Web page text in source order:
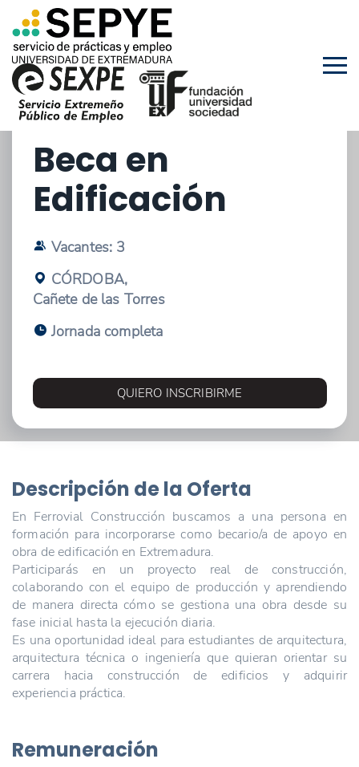
20/02/2026 - OFERTA DE PRÁCTICAS
EXTRACURRICULARES
Beca en
Edificación
Vacantes: 3
CÓRDOBA,
Cañete de las Torres
Jornada completa
QUIERO INSCRIBIRME
Descripción de la Oferta
En Ferrovial Construcción buscamos a una persona en
formación para incorporarse como becario/a de apoyo en
obra de edificación en Extremadura.
Participarás en un proyecto real de construcción,
colaborando con el equipo de producción y aprendiendo
de manera directa cómo se gestiona una obra desde su
fase inicial hasta la ejecución diaria.
Es una oportunidad ideal para estudiantes de arquitectura,
arquitectura técnica o ingeniería que quieran orientar su
carrera hacia construcción de edificios y adquirir
experiencia práctica.
Remuneración